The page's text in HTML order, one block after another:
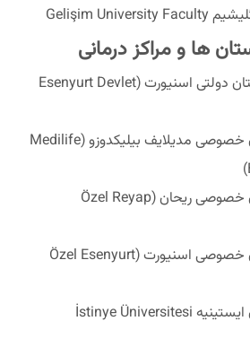
ها و مراکز درمانی
فقط 5.5 کیلومتر بیمارستان دولتی اسنیورت (Esenyurt Devlet
3.7 کیلومتر تا بیمارستان خصوصی مدیلایف بیلیکدوزو (Medilife
2.5 کیلومتر تا بیمارستان خصوصی ریحان (Özel Reyap
3.4 کیلومتر تا بیمارستان خصوصی اسنیورت (Özel Esenyurt
7.1 کیلومتر تا بیمارستان ایستینیه İstinye Üniversitesi